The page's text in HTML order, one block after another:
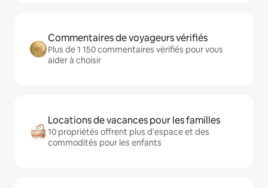
Commentaires de voyageurs vérifiés
Plus de 1 150 commentaires vérifiés pour vous
aider à choisir
Locations de vacances pour les familles
10 propriétés offrent plus d'espace et des
commodités pour les enfants